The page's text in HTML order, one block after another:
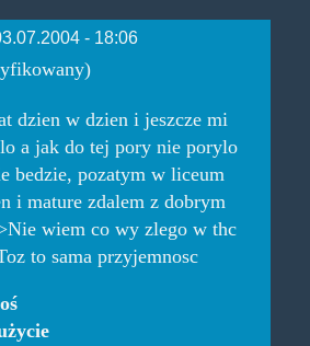
- 18:06
dzien w dzien i jeszcze mi
a jak do tej pory nie porylo
bedzie, pozatym w liceum
i mature zdalem z dobrym
wiem co wy zlego w thc
to sama przyjemnosc